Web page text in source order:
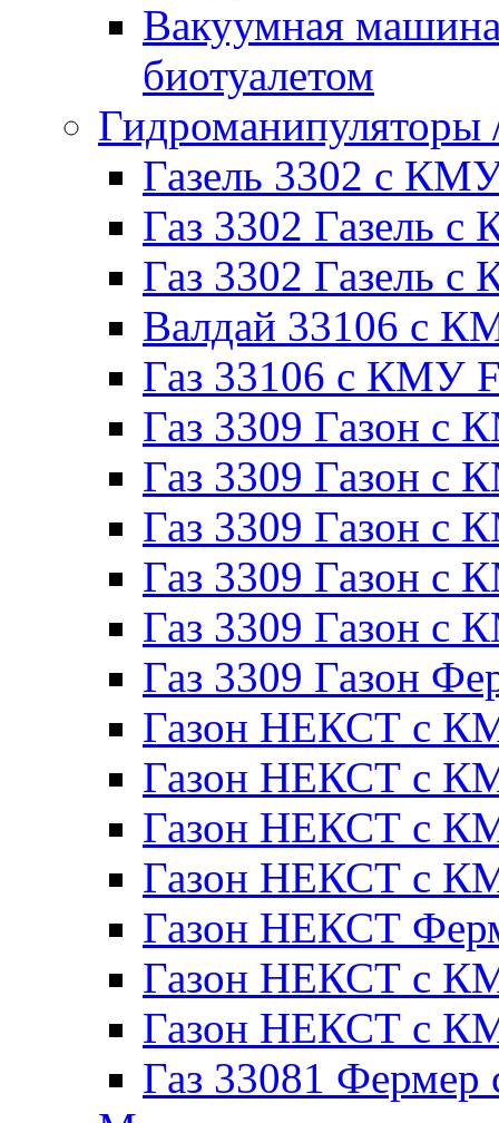
Вакуумная
биотуалетом
Газель 3302 с
Газ 3302 Газель
Газ 3302 Газель
Валдай 33106 с
Газ 33106 с КМУ
Газ 3309 Газон с
Газ 3309 Газон с
Газ 3309 Газон с
Газ 3309 Газон с
Газ 3309 Газон с
Газ 3309 Газон
Газон НЕКСТ с
Газон НЕКСТ с
Газон НЕКСТ с
Газон НЕКСТ с
Газон НЕКСТ
Газон НЕКСТ с
Газон НЕКСТ с
Газ 33081